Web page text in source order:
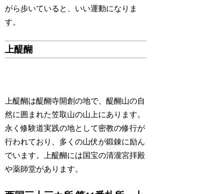
がら歩いていると、いい運動になりま
す。
上醍醐
上醍醐は醍醐寺開創の地で、醍醐山の自
然に囲まれた笠取山の山上にあります。
永く修験道実践の地として密教の修行が
行われており、多くの山伏が鍛錬に励ん
でいます。上醍醐には国宝の清瀧宮拝殿
や薬師堂があります。